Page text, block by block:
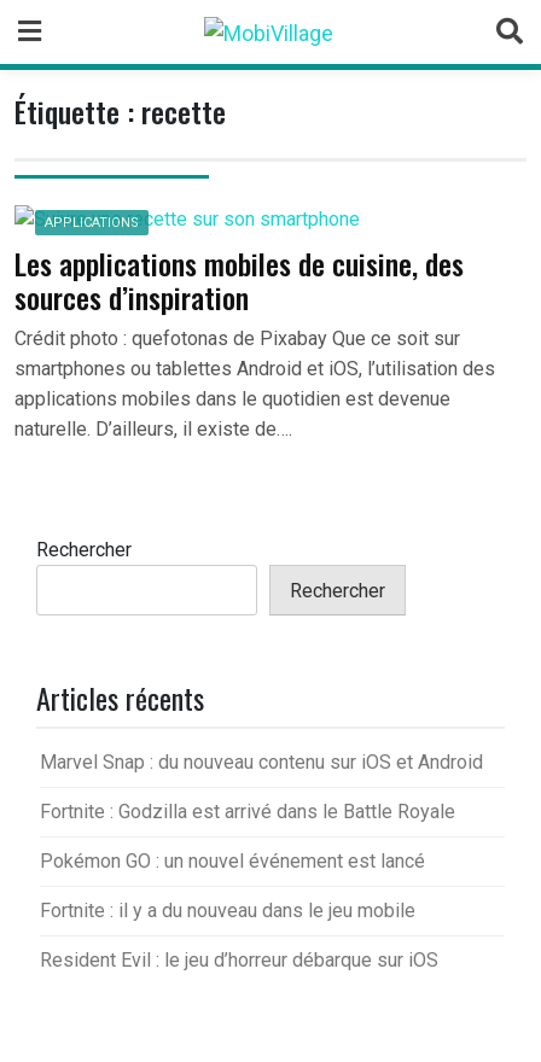
content
Étiquette :recette
APPLICATIONS
Les applications mobiles de cuisine, des
sources d’inspiration
Crédit photo : quefotonas de Pixabay Que ce soit sur
smartphones ou tablettes Android et iOS, l’utilisation des
applications mobiles dans le quotidien est devenue
naturelle. D’ailleurs, il existe de….
Rechercher
Rechercher
Articles récents
Marvel Snap : du nouveau contenu sur iOS et Android
Fortnite : Godzilla est arrivé dans le Battle Royale
Pokémon GO : un nouvel événement est lancé
Fortnite : il y a du nouveau dans le jeu mobile
Resident Evil : le jeu d’horreur débarque sur iOS